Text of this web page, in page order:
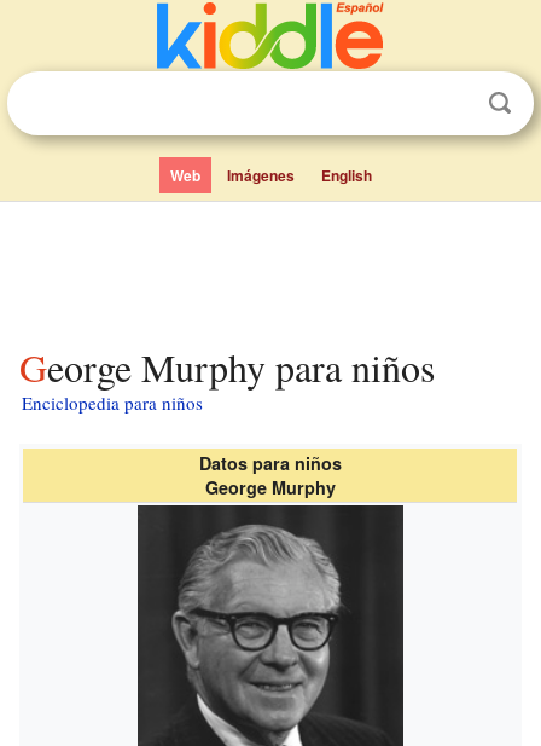
Web Imágenes English
George Murphy para niños
Enciclopedia para niños
Datos para niños
George Murphy